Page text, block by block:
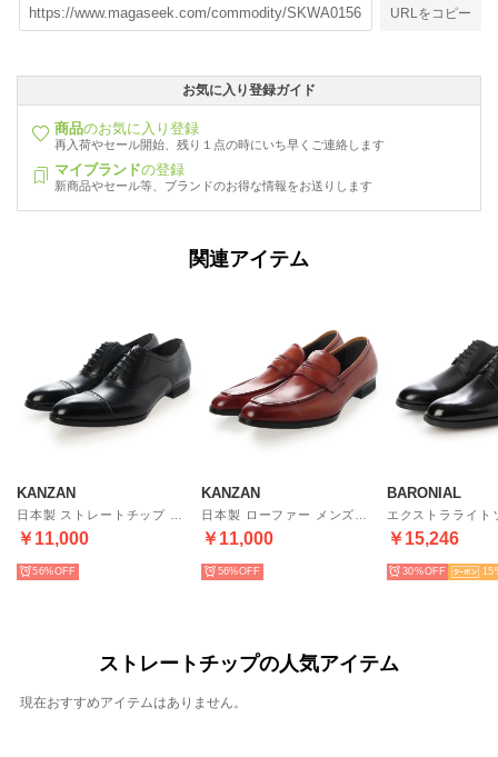
URLをコピー
お気に入り登録ガイド
商品のお気に入り登録
再入荷やセール開始、残り１点の時にいち早くご連絡します
マイブランドの登録
新商品やセール等、ブランドのお得な情報をお送りします
関連アイテム
KANZAN
￥11,000
56%
KANZAN
￥11,000
56%
BARONIAL
￥15,246
30% 15
ストレートチップの人気アイテム
現在おすすめアイテムはありません。